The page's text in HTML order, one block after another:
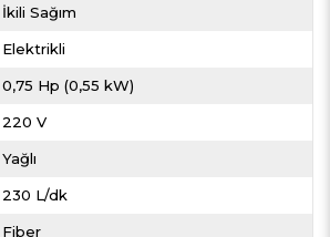
İkili Sağım
Elektrikli
0,75 Hp (0,55 kW)
220 V
Yağlı
230 L/dk
Fiber